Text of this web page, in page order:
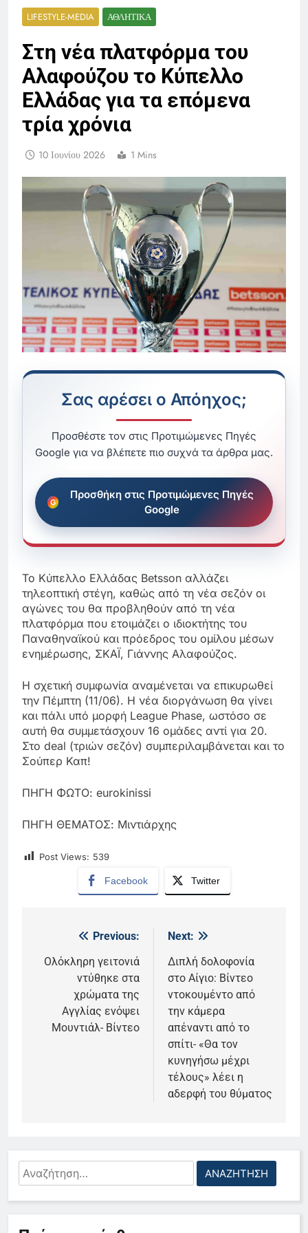
LIFESTYLE-MEDIA ΑΘΛΗΤΙΚΆ
Στη νέα πλατφόρμα του
Αλαφούζου το Κύπελλο
Ελλάδας για τα επόμενα
τρία χρόνια
10 Ιουνίου 2026 1 Mins
Σας αρέσει ο Απόηχος;
Προσθέστε τον στις Προτιμώμενες Πηγές
Google για να βλέπετε πιο συχνά τα άρθρα μας.
Προσθήκη στις Προτιμώμενες Πηγές
Google
Το Κύπελλο Ελλάδας Betsson αλλάζει
τηλεοπτική στέγη, καθώς από τη νέα σεζόν οι
αγώνες του θα προβληθούν από τη νέα
πλατφόρμα που ετοιμάζει ο ιδιοκτήτης του
Παναθηναϊκού και πρόεδρος του ομίλου μέσων
ενημέρωσης, ΣΚΑΪ, Γιάννης Αλαφούζος.
Η σχετική συμφωνία αναμένεται να επικυρωθεί
την Πέμπτη (11/06). Η νέα διοργάνωση θα γίνει
και πάλι υπό μορφή League Phase, ωστόσο σε
αυτή θα συμμετάσχουν 16 ομάδες αντί για 20.
Στο deal (τριών σεζόν) συμπεριλαμβάνεται και το
Σούπερ Καπ!
ΠΗΓΗ ΦΩΤΟ: eurokinissi
ΠΗΓΗ ΘΕΜΑΤΟΣ: Μιντιάρχης
Post Views: 539
Facebook Twitter
Πλοήγηση
άρθρων
Previous:
Ολόκληρη γειτονιά
ντύθηκε στα
χρώματα της
Αγγλίας ενόψει
Μουντιάλ- Βίντεο
Next:
Διπλή δολοφονία
στο Αίγιο: Βίντεο
ντοκουμέντο από
την κάμερα
απέναντι από το
σπίτι- «Θα τον
κυνηγήσω μέχρι
τέλους» λέει η
αδερφή του θύματος
Αναζήτηση
για:
5